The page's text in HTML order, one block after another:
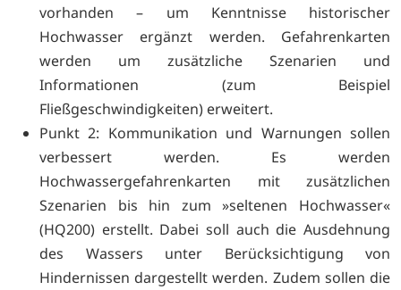
vorhanden – um Kenntnisse historischer
Hochwasser ergänzt werden. Gefahrenkarten
werden um zusätzliche Szenarien und
Informationen (zum Beispiel
Fließgeschwindigkeiten) erweitert.
Punkt 2: Kommunikation und Warnungen sollen
verbessert werden. Es werden
Hochwassergefahrenkarten mit zusätzlichen
Szenarien bis hin zum »seltenen Hochwasser«
(HQ200) erstellt. Dabei soll auch die Ausdehnung
des Wassers unter Berücksichtigung von
Hindernissen dargestellt werden. Zudem sollen die